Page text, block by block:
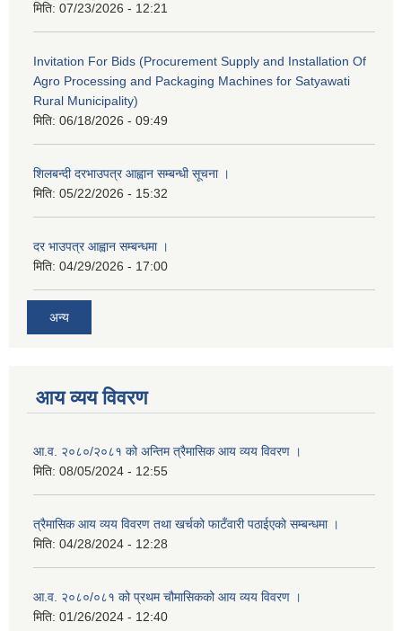
मिति: 07/23/2026 - 12:21
Invitation For Bids (Procurement Supply and Installation Of
Agro Processing and Packaging Machines for Satyawati
Rural Municipality)
मिति: 06/18/2026 - 09:49
शिलबन्दी दरभाउपत्र आह्वान सम्बन्धी सूचना ।
मिति: 05/22/2026 - 15:32
दर भाउपत्र आह्वान सम्बन्धमा ।
मिति: 04/29/2026 - 17:00
अन्य
आय व्यय विवरण
आ.व. २०८०/२०८१ को अन्तिम त्रैमासिक आय व्यय विवरण ।
मिति: 08/05/2024 - 12:55
त्रैमासिक आय व्यय विवरण तथा खर्चको फाटँवारी पठाईएको सम्बन्धमा ।
मिति: 04/28/2024 - 12:28
आ.व. २०८०/०८१ को प्रथम चौमासिकको आय व्यय विवरण ।
मिति: 01/26/2024 - 12:40